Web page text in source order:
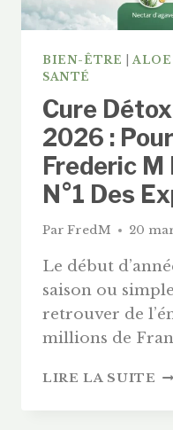
BIEN-ÊTRE ALOE
SANTÉ
Cure
2026 :
Frederic M
N°1 Des
Par FredM 20
Le début
saison ou
retrouver de
millions de
LIRE LA SUITE